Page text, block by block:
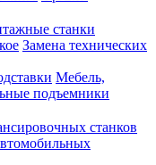
станки
Замена технических
Мебель,
подъемники
станков